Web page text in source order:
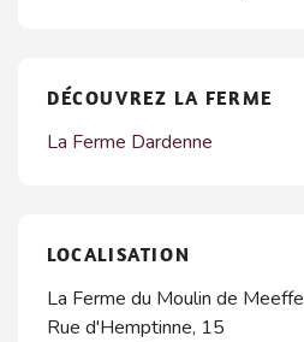
DÉCOUVREZ LA FERME
La Ferme Dardenne
LOCALISATION
La Ferme du Moulin de Meeffe
Rue d'Hemptinne, 15